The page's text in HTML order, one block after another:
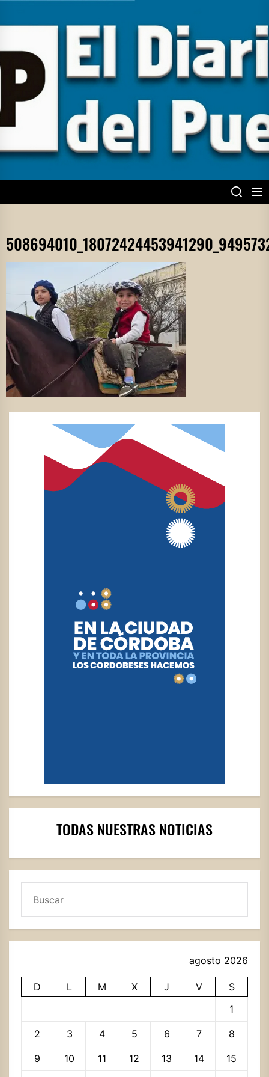
content
EL DIARIO DEL
PUEBLO
TODAS NUESTRAS NOTICIAS
agosto 2026
D L M X J V
S
1
2 3 4 5 6 7 8
9 10 11 12 13 14 15